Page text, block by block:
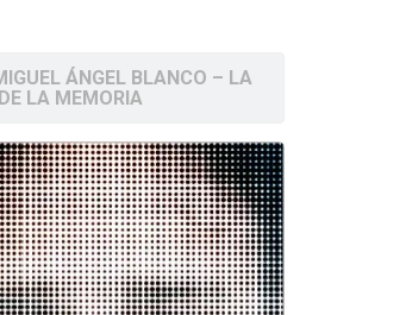
ÁNGEL BLANCO – LA
LA MEMORIA